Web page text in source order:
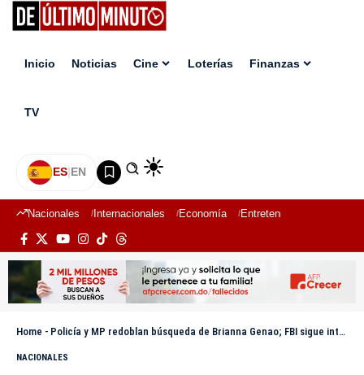
Inicio Noticias Cine Loterías Finanzas
TV
ES|EN
Nacionales Internacionales Economía Entretenimiento
Home - Policía y MP redoblan búsqueda de Brianna Genao; FBI sigue integrado y no se detendrán hasta esclarecer el caso.
NACIONALES